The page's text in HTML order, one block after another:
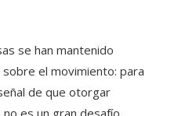
se han mantenido
el movimiento: para
de que otorgar
es un gran desafío.